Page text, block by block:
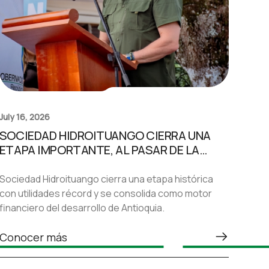
16, 2026
HIDROITUANGO CIERRA UNA
IMPORTANTE, AL PASAR DE LA
EN UNO DE LOS MOTORES
DE ANTIOQUIA
Hidroituango cierra una etapa histórica
utilidades récord y se consolida como motor
del desarrollo de Antioquia.
más